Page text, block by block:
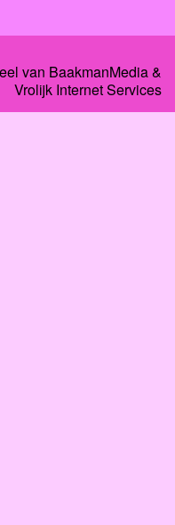
van BaakmanMedia&
Vrolijk Internet Services